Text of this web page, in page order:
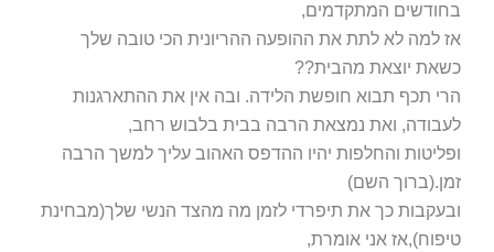
בחודשים המתקדמים,
אז למה לא לתת את ההופעה ההריונית הכי טובה שלך
כשאת יוצאת מהבית??
הרי תכף תבוא חופשת הלידה. ובה אין את ההתארגנות
לעבודה, ואת נמצאת הרבה בבית בלבוש רחב,
ופליטות והחלפות יהיו ההדפס האהוב עליך למשך הרבה
זמן.(ברוך השם)
ובעקבות כך את תיפרדי לזמן מה מהצד הנשי שלך(מבחינת
טיפוח),אז אני אומרת,